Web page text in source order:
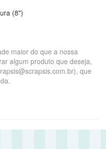
(8")
maior do que a nossa
algum produto que deseja,
que